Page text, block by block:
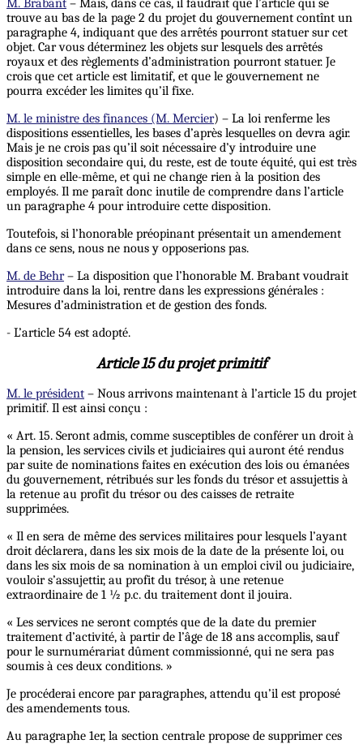
M. Brabant – Mais, dans ce cas, il faudrait que l’article qui se
trouve au bas de la page 2 du projet du gouvernement contînt un
paragraphe 4, indiquant que des arrêtés pourront statuer sur cet
objet. Car vous déterminez les objets sur lesquels des arrêtés
royaux et des règlements d’administration pourront statuer. Je
crois que cet article est limitatif, et que le gouvernement ne
pourra excéder les limites qu’il fixe.
M. le ministre des finances (M. Mercier) – La loi renferme les
dispositions essentielles, les bases d’après lesquelles on devra agir.
Mais je ne crois pas qu’il soit nécessaire d’y introduire une
disposition secondaire qui, du reste, est de toute équité, qui est très
simple en elle-même, et qui ne change rien à la position des
employés. Il me paraît donc inutile de comprendre dans l’article
un paragraphe 4 pour introduire cette disposition.
Toutefois, si l’honorable préopinant présentait un amendement
dans ce sens, nous ne nous y opposerions pas.
M. de Behr– La disposition que l’honorable M. Brabant voudrait
introduire dans la loi, rentre dans les expressions générales :
Mesures d’administration et de gestion des fonds.
- L’article 54 est adopté.
Article 15 du projet primitif
M. le président – Nous arrivons maintenant à l’article 15 du projet
primitif. Il est ainsi conçu :
« Art. 15. Seront admis, comme susceptibles de conférer un droit à
la pension, les services civils et judiciaires qui auront été rendus
par suite de nominations faites en exécution des lois ou émanées
du gouvernement, rétribués sur les fonds du trésor et assujettis à
la retenue au profit du trésor ou des caisses de retraite
supprimées.
« Il en sera de même des services militaires pour lesquels l’ayant
droit déclarera, dans les six mois de la date de la présente loi, ou
dans les six mois de sa nomination à un emploi civil ou judiciaire,
vouloir s’assujettir, au profit du trésor, à une retenue
extraordinaire de 1 ½ p.c. du traitement dont il jouira.
« Les services ne seront comptés que de la date du premier
traitement d’activité, à partir de l’âge de 18 ans accomplis, sauf
pour le surnumérariat dûment commissionné, qui ne sera pas
soumis à ces deux conditions. »
Je procéderai encore par paragraphes, attendu qu’il est proposé
des amendements tous.
Au paragraphe 1er, la section centrale propose de supprimer ces